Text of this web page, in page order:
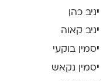
יניב כהן
יניב קאוה
יסמין בוקעי
יסמין נקאש